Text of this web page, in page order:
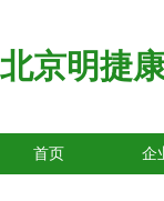
北京明捷
首页 企